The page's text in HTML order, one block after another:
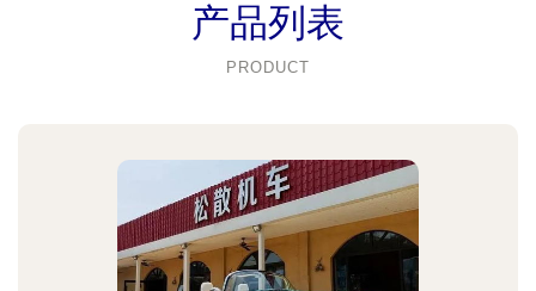
产品列表
PRODUCT